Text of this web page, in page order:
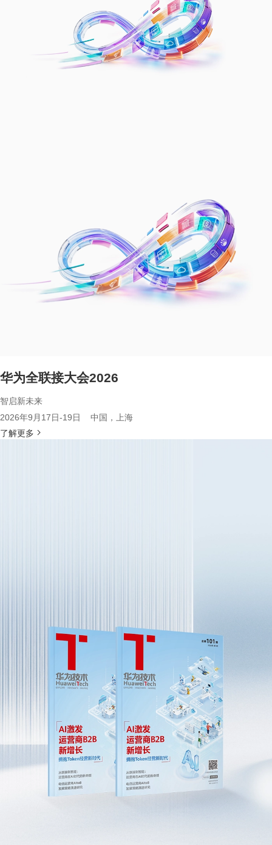
华为全联接大会2026
智启新未来
2026年9月17日-19日 中国，上海
了解更多